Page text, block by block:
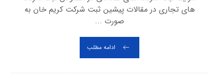
های تجاری در مقالات پیشین ثبت شرکت کریم خان به
صورت ...
ادامه مطلب